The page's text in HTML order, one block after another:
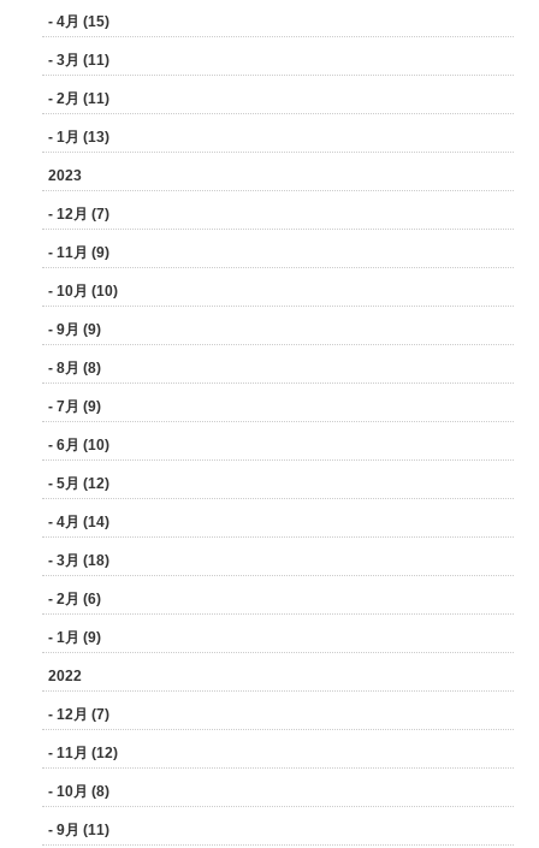
- 4月 (15)
- 3月 (11)
- 2月 (11)
- 1月 (13)
2023
- 12月 (7)
- 11月 (9)
- 10月 (10)
- 9月 (9)
- 8月 (8)
- 7月 (9)
- 6月 (10)
- 5月 (12)
- 4月 (14)
- 3月 (18)
- 2月 (6)
- 1月 (9)
2022
- 12月 (7)
- 11月 (12)
- 10月 (8)
- 9月 (11)